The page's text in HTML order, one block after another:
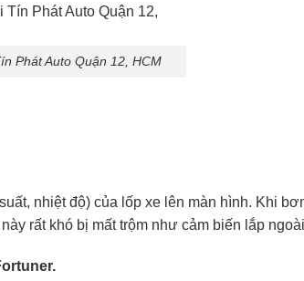
Phát Auto Quận 12, HCM
nhiệt độ) của lốp xe lên màn hình. Khi
rất khó bị mất trộm như cảm biến lắp